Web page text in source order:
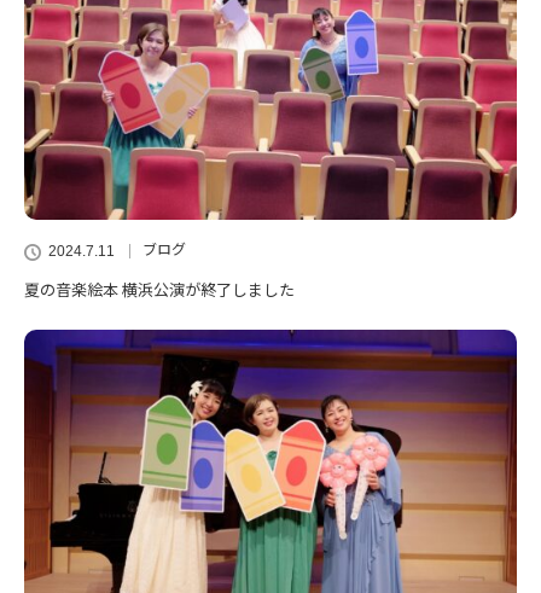
2024.7.11 ブログ
夏の音楽絵本 横浜公演が終了しました